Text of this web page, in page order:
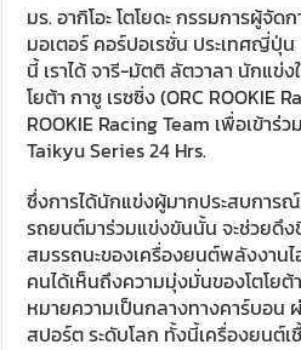
มร. อากิโอะ โตโยดะ กรรมการผู้จั
มอเตอร์ คอร์ปอเรชั่น ประเทศญี่ปุ่น
นี้ เราได้ จารี-มัตติ ลัตวาลา นักแข่
โยต้า กาซู เรซซิ่ง (ORC ROOKIE
ROOKIE Racing Team เพื่อเข้าร่
Taikyu Series 24 Hrs.
ซึ่งการได้นักแข่งผู้มากประสบการ
รถยนต์มาร่วมแข่งขันนั้น จะช่วยดึ
สมรรถนะของเครื่องยนต์พลังงานไ
คนได้เห็นถึงความมุ่งมั่นของโตโยต้
หมายความเป็นกลางทางคาร์บอน
สปอร์ต ระดับโลก ทั้งนี้เครื่องยนต์เ